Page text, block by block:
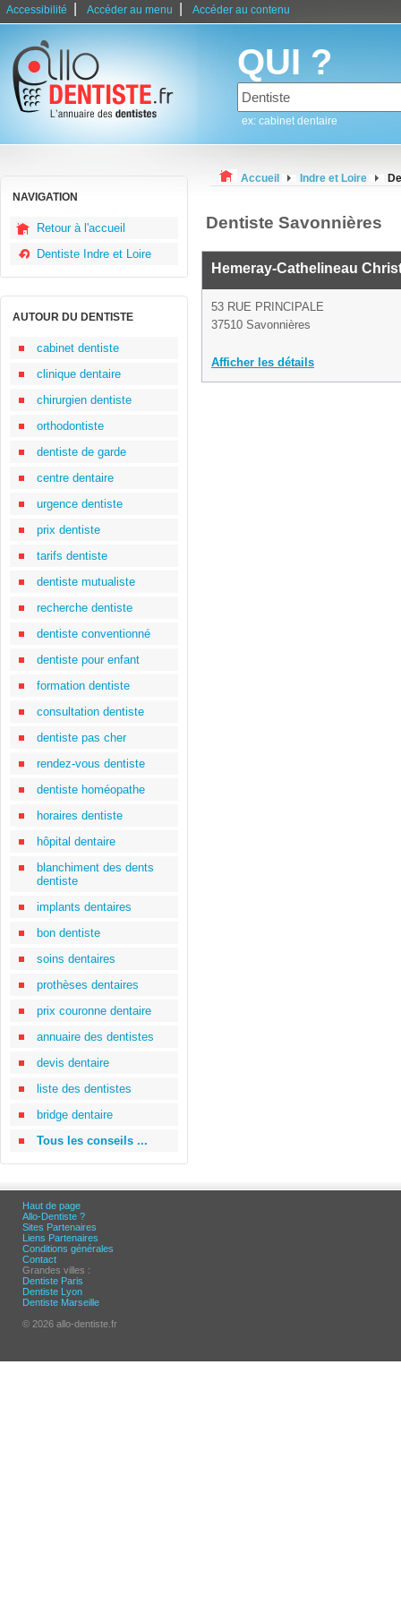
Accessibilité Accéder au menu Accéder au contenu
QUI ?
ex: cabinet dentaire
NAVIGATION
Retour à l'accueil
Dentiste Indre et Loire
AUTOUR DU DENTISTE
cabinet dentiste
clinique dentaire
chirurgien dentiste
orthodontiste
dentiste de garde
centre dentaire
urgence dentiste
prix dentiste
tarifs dentiste
dentiste mutualiste
recherche dentiste
dentiste conventionné
dentiste pour enfant
formation dentiste
consultation dentiste
dentiste pas cher
rendez-vous dentiste
dentiste homéopathe
horaires dentiste
hôpital dentaire
blanchiment des dents
dentiste
implants dentaires
bon dentiste
soins dentaires
prothèses dentaires
prix couronne dentaire
annuaire des dentistes
devis dentaire
liste des dentistes
bridge dentaire
Tous les conseils ...
Accueil Indre et Loire
Dentiste Savonnières
Hemeray-Cathelineau
53 RUE PRINCIPALE
37510 Savonnières
Afficher les détails
Haut de page
Allo-Dentiste ?
Sites Partenaires
Liens Partenaires
Conditions générales
Contact
Grandes villes :
Dentiste Paris
Dentiste Lyon
Dentiste Marseille
© 2026 allo-dentiste.fr